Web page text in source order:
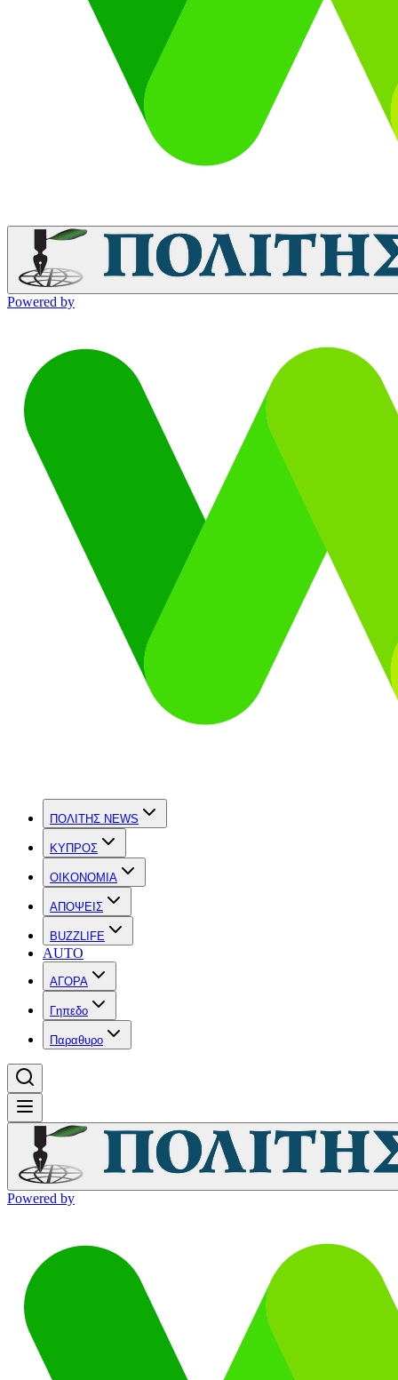
Powered by
ΠΟΛΙΤΗΣ NEWS
ΚΥΠΡΟΣ
OIKONOMIA
ΑΠΟΨΕΙΣ
BUZZLIFE
AUTO
ΑΓΟΡΑ
Γηπεδο
Παραθυρο
Powered by